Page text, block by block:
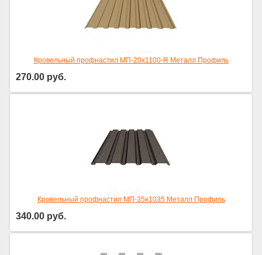
Кровельный профнастил МП-20х1100-R Металл Профиль
270.00 руб.
Кровельный профнастил МП-35х1035 Металл Профиль
340.00 руб.